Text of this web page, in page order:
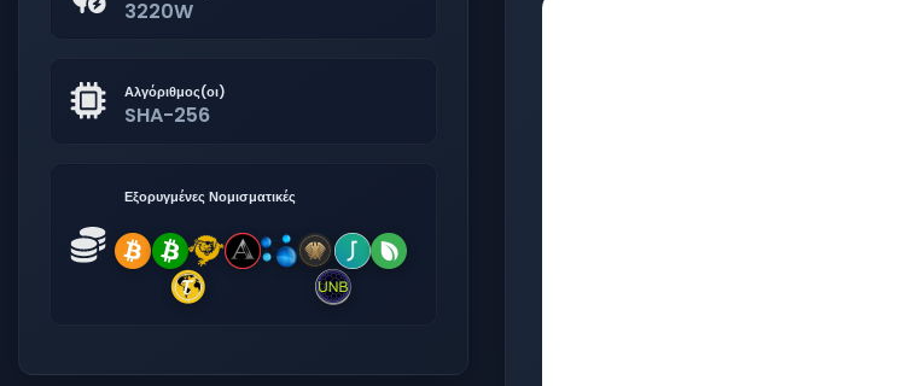
3220W
Αλγόριθμος(οι)
SHA-256
Εξορυγμένες Νομισματικές